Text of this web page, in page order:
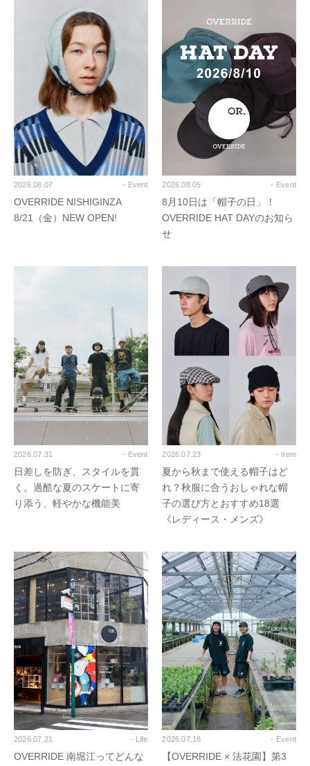
2026.08.07 - Event
OVERRIDE NISHIGINZA
8/21（金）NEW OPEN!
2026.08.05 - Event
8月10日は「帽子の日」！
OVERRIDE HAT DAYのお知ら
せ
2026.07.31 - Event
日差しを防ぎ、スタイルを貫
く。過酷な夏のスケートに寄
り添う、軽やかな機能美
2026.07.23 - Item
夏から秋まで使える帽子はど
れ？秋服に合うおしゃれな帽
子の選び方とおすすめ18選
《レディース・メンズ》
2026.07.21 - Life
OVERRIDE 南堀江ってどんな
2026.07.18 - Event
【OVERRIDE × 法花園】第3